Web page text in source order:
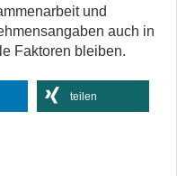
und
auch in
Faktoren bleiben.
teilen